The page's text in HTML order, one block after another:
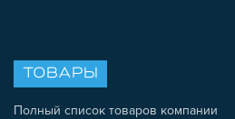
ТОВАРЫ
Полный список товаров компании